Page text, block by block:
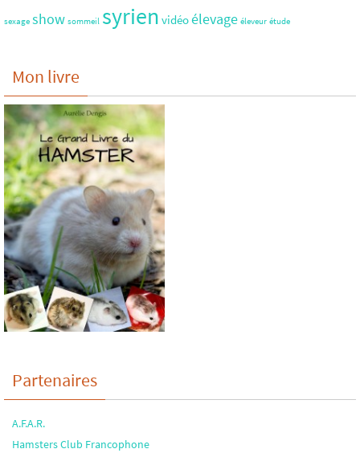
sexage show sommeil syrien vidéoélevage éleveur étude
Mon livre
Partenaires
A.F.A.R.
Hamsters Club Francophone